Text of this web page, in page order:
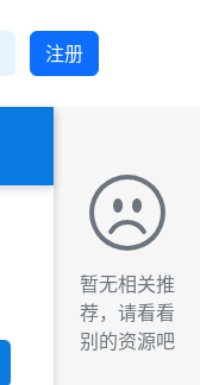
注册
暂无相关推
荐，请看看
别的资源吧